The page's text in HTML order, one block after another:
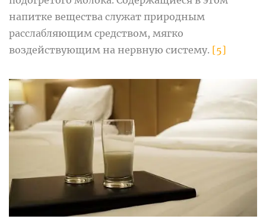
напитке вещества служат природным
расслабляющим средством, мягко
воздействующим на нервную систему. [5]